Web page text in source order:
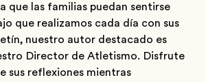
que las familias puedan sentirse
que realizamos cada día con sus
nuestro autor destacado es
Director de Atletismo. Disfrute
sus reflexiones mientras